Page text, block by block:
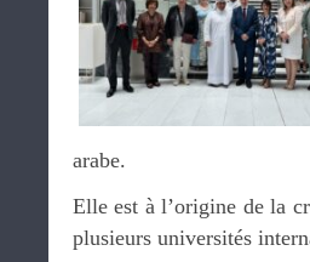
arabe.
Elle est à l’origine de la
plusieurs universités